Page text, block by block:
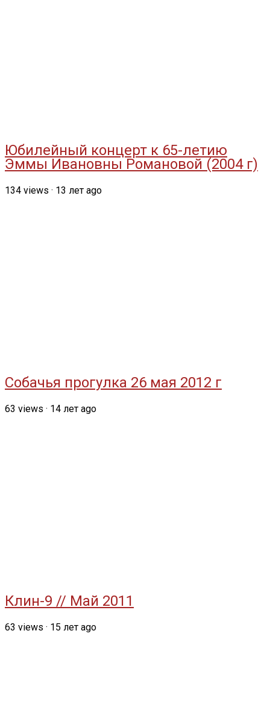
Юбилейный концерт к 65-летию
Эммы Ивановны Романовой (2004 г)
134 views · 13 лет ago
Собачья прогулка 26 мая 2012 г
63 views · 14 лет ago
Клин-9 // Май 2011
63 views · 15 лет ago